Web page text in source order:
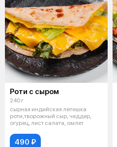
Роти с сыром
240 г
сырная индийская лепешка
роти,творожный сыр, чеддер,
огурец, лист салата, омлет
490 ₽